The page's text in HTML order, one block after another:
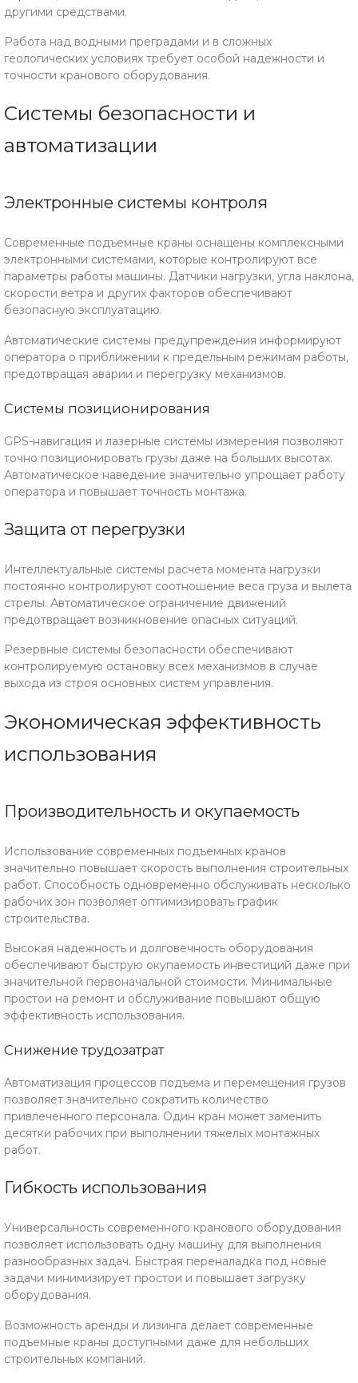
другими средствами.
Работа над водными преградами и в сложных
геологических условиях требует особой надежности и
точности кранового оборудования.
Системы безопасности и
автоматизации
Электронные системы контроля
Современные подъемные краны оснащены комплексными
электронными системами, которые контролируют все
параметры работы машины. Датчики нагрузки, угла наклона,
скорости ветра и других факторов обеспечивают
безопасную эксплуатацию.
Автоматические системы предупреждения информируют
оператора о приближении к предельным режимам работы,
предотвращая аварии и перегрузку механизмов.
Системы позиционирования
GPS-навигация и лазерные системы измерения позволяют
точно позиционировать грузы даже на больших высотах.
Автоматическое наведение значительно упрощает работу
оператора и повышает точность монтажа.
Защита от перегрузки
Интеллектуальные системы расчета момента нагрузки
постоянно контролируют соотношение веса груза и вылета
стрелы. Автоматическое ограничение движений
предотвращает возникновение опасных ситуаций.
Резервные системы безопасности обеспечивают
контролируемую остановку всех механизмов в случае
выхода из строя основных систем управления.
Экономическая эффективность
использования
Производительность и окупаемость
Использование современных подъемных кранов
значительно повышает скорость выполнения строительных
работ. Способность одновременно обслуживать несколько
рабочих зон позволяет оптимизировать график
строительства.
Высокая надежность и долговечность оборудования
обеспечивают быструю окупаемость инвестиций даже при
значительной первоначальной стоимости. Минимальные
простои на ремонт и обслуживание повышают общую
эффективность использования.
Снижение трудозатрат
Автоматизация процессов подъема и перемещения грузов
позволяет значительно сократить количество
привлеченного персонала. Один кран может заменить
десятки рабочих при выполнении тяжелых монтажных
работ.
Гибкость использования
Универсальность современного кранового оборудования
позволяет использовать одну машину для выполнения
разнообразных задач. Быстрая переналадка под новые
задачи минимизирует простои и повышает загрузку
оборудования.
Возможность аренды и лизинга делает современные
подъемные краны доступными даже для небольших
строительных компаний.